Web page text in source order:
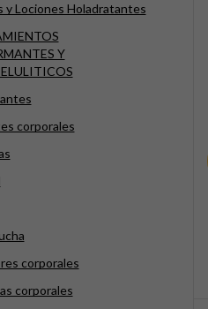
y Lociones Holadratantes
Y
corporales
corporales
corporales